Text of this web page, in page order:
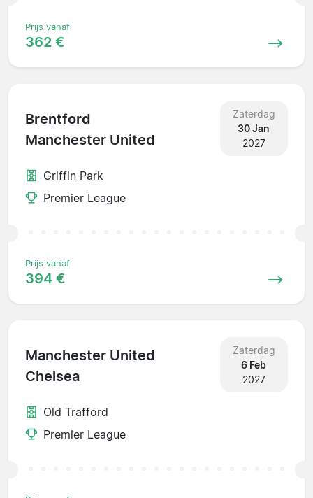
Prijs vanaf
362 €
Brentford
Manchester United
Zaterdag
30 Jan
2027
Griffin Park
Premier League
Prijs vanaf
394 €
Manchester United
Chelsea
Zaterdag
6 Feb
2027
Old Trafford
Premier League